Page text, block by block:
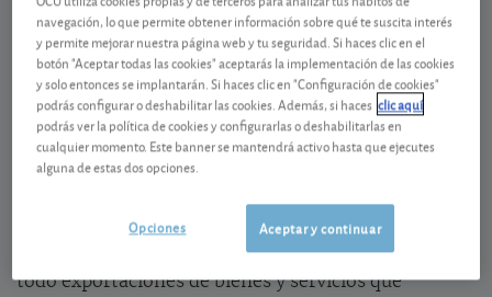
En el segundo trimestre del año la economía
española creció finalmente más de lo inicialmente
previsto, según ha confirmado el INE (Instituto
Nacional de Estadística). Así, en dicho periodo
nuestra economía creció con respecto al primer
trimestre un+1,5%frente al +1,1% estimado en julio.
En términos interanuales también aumentó hasta
desde el +6,3% estimado anteriormente. Un
crecimiento que ha sido propiciado
demanda externa
todo exportaciones de bienes y servicios que
navegación, lo que permite obtener información sobre qué te suscita interés
y permite mejorar nuestra página web y tu seguridad. Si haces clic en el
botón "Aceptar todas las cookies" aceptarás la implementación de las cookies
y solo entonces se implantarán. Si haces clic en "Configuración de cookies"
podrás configurar o deshabilitar las cookies. Además, si haces clic aquí
podrás ver la política de cookies y configurarlas o deshabilitarlas en
cualquier momento. Este banner se mantendrá activo hasta que ejecutes
alguna de estas dos opciones.
Aceptar y continuar
Opciones